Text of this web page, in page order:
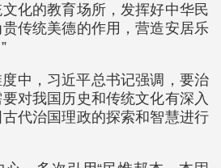
化的教育场所，发挥好中华民
传统美德的作用，营造安居乐
中，习近平总书记强调，要治
对我国历史和传统文化有深入
代治国理政的探索和智慧进行